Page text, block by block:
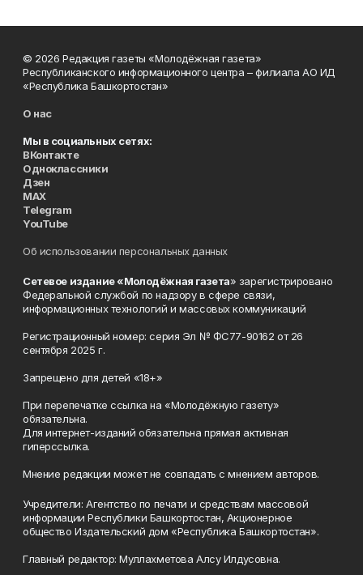
© 2026 Редакция газеты «Молодёжная газета»
Республиканского информационного центра – филиала АО ИД
«Республика Башкортостан»
О нас
Мы в социальных сетях:
ВКонтакте
Одноклассники
Дзен
MAX
Telegram
YouTube
Об использовании персональных данных
Сетевое издание «Молодёжная газета» зарегистрировано
Федеральной службой по надзору в сфере связи,
информационных технологий и массовых коммуникаций
Регистрационный номер: серия Эл № ФС77-90162 от 26
сентября 2025 г.
Запрещено для детей «18+»
При перепечатке ссылка на «Молодёжную газету»
обязательна.
Для интернет-изданий обязательна прямая активная
гиперссылка.
Мнение редакции может не совпадать с мнением авторов.
Учредители: Агентство по печати и средствам массовой
информации Республики Башкортостан, Акционерное
общество Издательский дом «Республика Башкортостан».
Главный редактор: Муллахметова Алсу Илдусовна.